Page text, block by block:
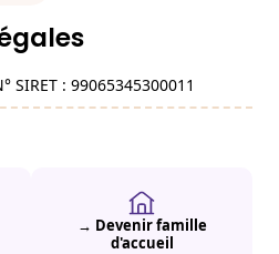
SIRET : 99065345300011
→ Devenir famille
d'accueil